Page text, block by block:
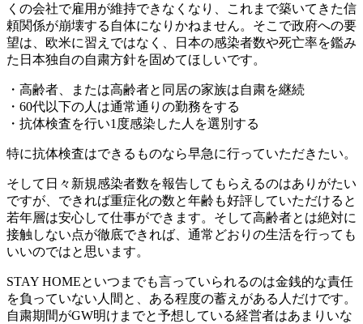
くの会社で雇用が維持できなくなり、これまで築いてきた信
頼関係が崩壊する自体になりかねません。そこで政府への要
望は、欧米に習えではなく、日本の感染者数や死亡率を鑑み
た日本独自の自粛方針を固めてほしいです。
・高齢者、または高齢者と同居の家族は自粛を継続
・60代以下の人は通常通りの勤務をする
・抗体検査を行い1度感染した人を選別する
特に抗体検査はできるものなら早急に行っていただきたい。
そして日々新規感染者数を報告してもらえるのはありがたい
ですが、できれば重症化の数と年齢も好評していただけると
若年層は安心して仕事ができます。そして高齢者とは絶対に
接触しない点が徹底できれば、通常どおりの生活を行っても
いいのではと思います。
STAY HOMEといつまでも言っていられるのは金銭的な責任
を負っていない人間と、ある程度の蓄えがある人だけです。
自粛期間がGW明けまでと予想している経営者はあまりいな